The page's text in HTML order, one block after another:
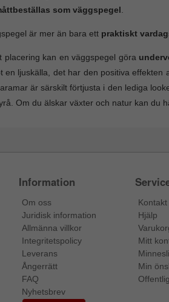
som väggspegel
är mer än bara ett praktiskt
placering kan en väggspegel göra
en ljuskälla, det har den positiva
är särskilt förtjusta i den lediga
Om du älskar växter och natur kan du
Information
Om oss
Juridisk information
Allmänna villkor
Integritetspolicy
Leverans
Ångerrätt
FAQ
Nyhetsbrev
Kontakt
Hjälp
Mitt
Min